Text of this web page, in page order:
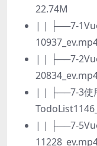
22.74M
| | ├──7-
| | ├──7-
| | ├──7-3使
| | ├──7-